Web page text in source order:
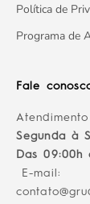
Política de
Programa de
Fale
Segunda à
Das 09:00h
E-mail: